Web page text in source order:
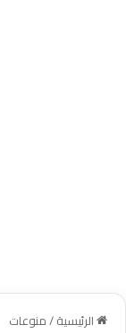
الرئيسية/منوعات